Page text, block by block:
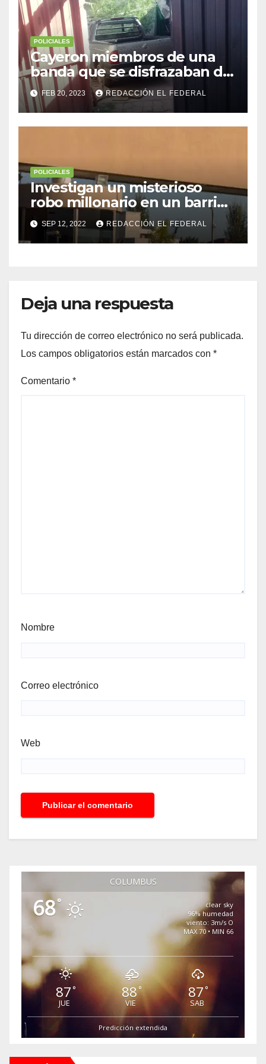
POLICIALES
Cayeron miembros de una
banda que se disfrazaban de
policía para robar
FEB 20, 2023 REDACCIÓN EL FEDERAL
POLICIALES
Investigan un misterioso
robo millonario en un barrio
top de Maipú
SEP 12, 2022 REDACCIÓN EL FEDERAL
Deja una respuesta
Tu dirección de correo electrónico no será publicada.
Los campos obligatorios están marcados con *
Comentario *
Nombre
Correo electrónico
Web
COLUMBUS
68°
clear sky
96% humedad
viento: 3m/s O
MAX 70 • MIN 66
87°
JUE
88°
VIE
87°
SAB
Predicción extendida